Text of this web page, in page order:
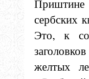
Приштине
сербских
Это, к
желтых